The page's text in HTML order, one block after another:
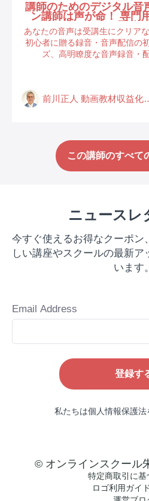
講師のためのデジタル音
ン講師は声が命！ 専門
音・配信
あなたの音声は受講生にクリア
初心者に贈る録音・音声配信の
ズ、高明瞭度な音声録音・
前川正人 動画
この講師のすべて
ニュースレ
今すぐ使えるお得なクーポン
しい講座やスクールの最新ア
います。
Email Address
登録す
私たちは個人情報保護
© オンラインスクール
特定商取引に基
ロゴ利用ガイ